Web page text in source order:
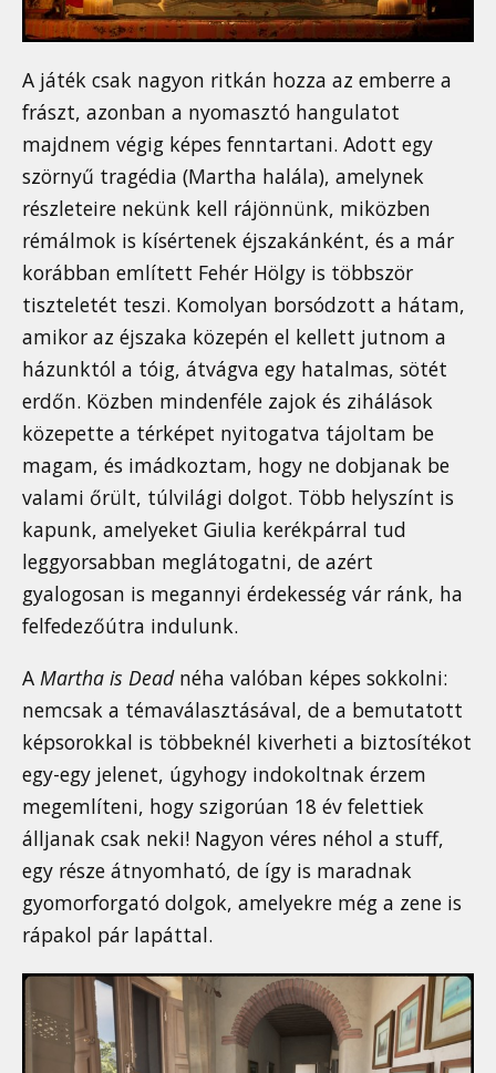
A játék csak nagyon ritkán hozza az emberre a
frászt, azonban a nyomasztó hangulatot
majdnem végig képes fenntartani. Adott egy
szörnyű tragédia (Martha halála), amelynek
részleteire nekünk kell rájönnünk, miközben
rémálmok is kísértenek éjszakánként, és a már
korábban említett Fehér Hölgy is többször
tiszteletét teszi. Komolyan borsódzott a hátam,
amikor az éjszaka közepén el kellett jutnom a
házunktól a tóig, átvágva egy hatalmas, sötét
erdőn. Közben mindenféle zajok és zihálások
közepette a térképet nyitogatva tájoltam be
magam, és imádkoztam, hogy ne dobjanak be
valami őrült, túlvilági dolgot. Több helyszínt is
kapunk, amelyeket Giulia kerékpárral tud
leggyorsabban meglátogatni, de azért
gyalogosan is megannyi érdekesség vár ránk, ha
felfedezőútra indulunk.
A Martha is Deadnéha valóban képes sokkolni:
nemcsak a témaválasztásával, de a bemutatott
képsorokkal is többeknél kiverheti a biztosítékot
egy-egy jelenet, úgyhogy indokoltnak érzem
megemlíteni, hogy szigorúan 18 év felettiek
álljanak csak neki! Nagyon véres néhol a stuff,
egy része átnyomható, de így is maradnak
gyomorforgató dolgok, amelyekre még a zene is
rápakol pár lapáttal.